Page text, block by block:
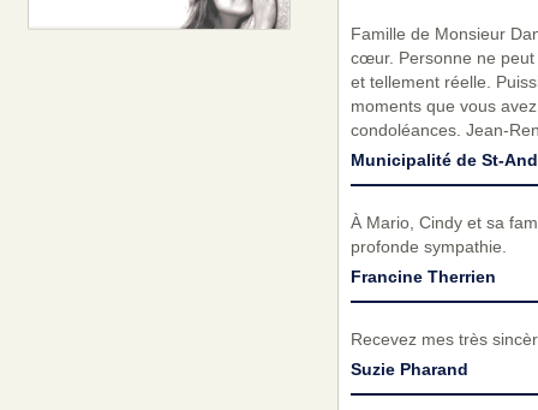
Famille de Monsieur
cœur. Personne ne peut
et tellement réelle.
moments que vous
condoléances. Jean-
Municipalité de St-
À Mario, Cindy et sa
profonde sympathie.
Francine Therrien
Recevez mes très
Suzie Pharand